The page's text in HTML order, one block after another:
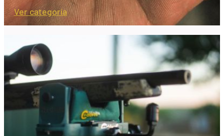
Ver categoría